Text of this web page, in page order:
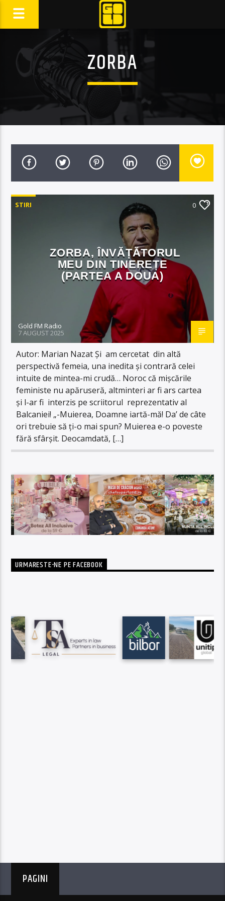
ZORBA
STIRI 0
ZORBA, ÎNVĂȚĂTORUL
MEU DIN TINEREȚE
(PARTEA A DOUA)
Gold FM Radio
7 AUGUST 2025
Autor: Marian Nazat Și am cercetat din altă
perspectivă femeia, una inedita și contrară celei
intuite de mintea-mi crudă… Noroc că mișcările
feministe nu apăruseră, altminteri ar fi ars cartea
și l-ar fi interzis pe scriitorul reprezentativ al
Balcaniei! „-Muierea, Doamne iartă-mă! Da’ de câte
ori trebuie să ţi-o mai spun? Muierea e-o poveste
fără sfârşit. Deocamdată, […]
URMARESTE-NE PE FACEBOOK
PAGINI